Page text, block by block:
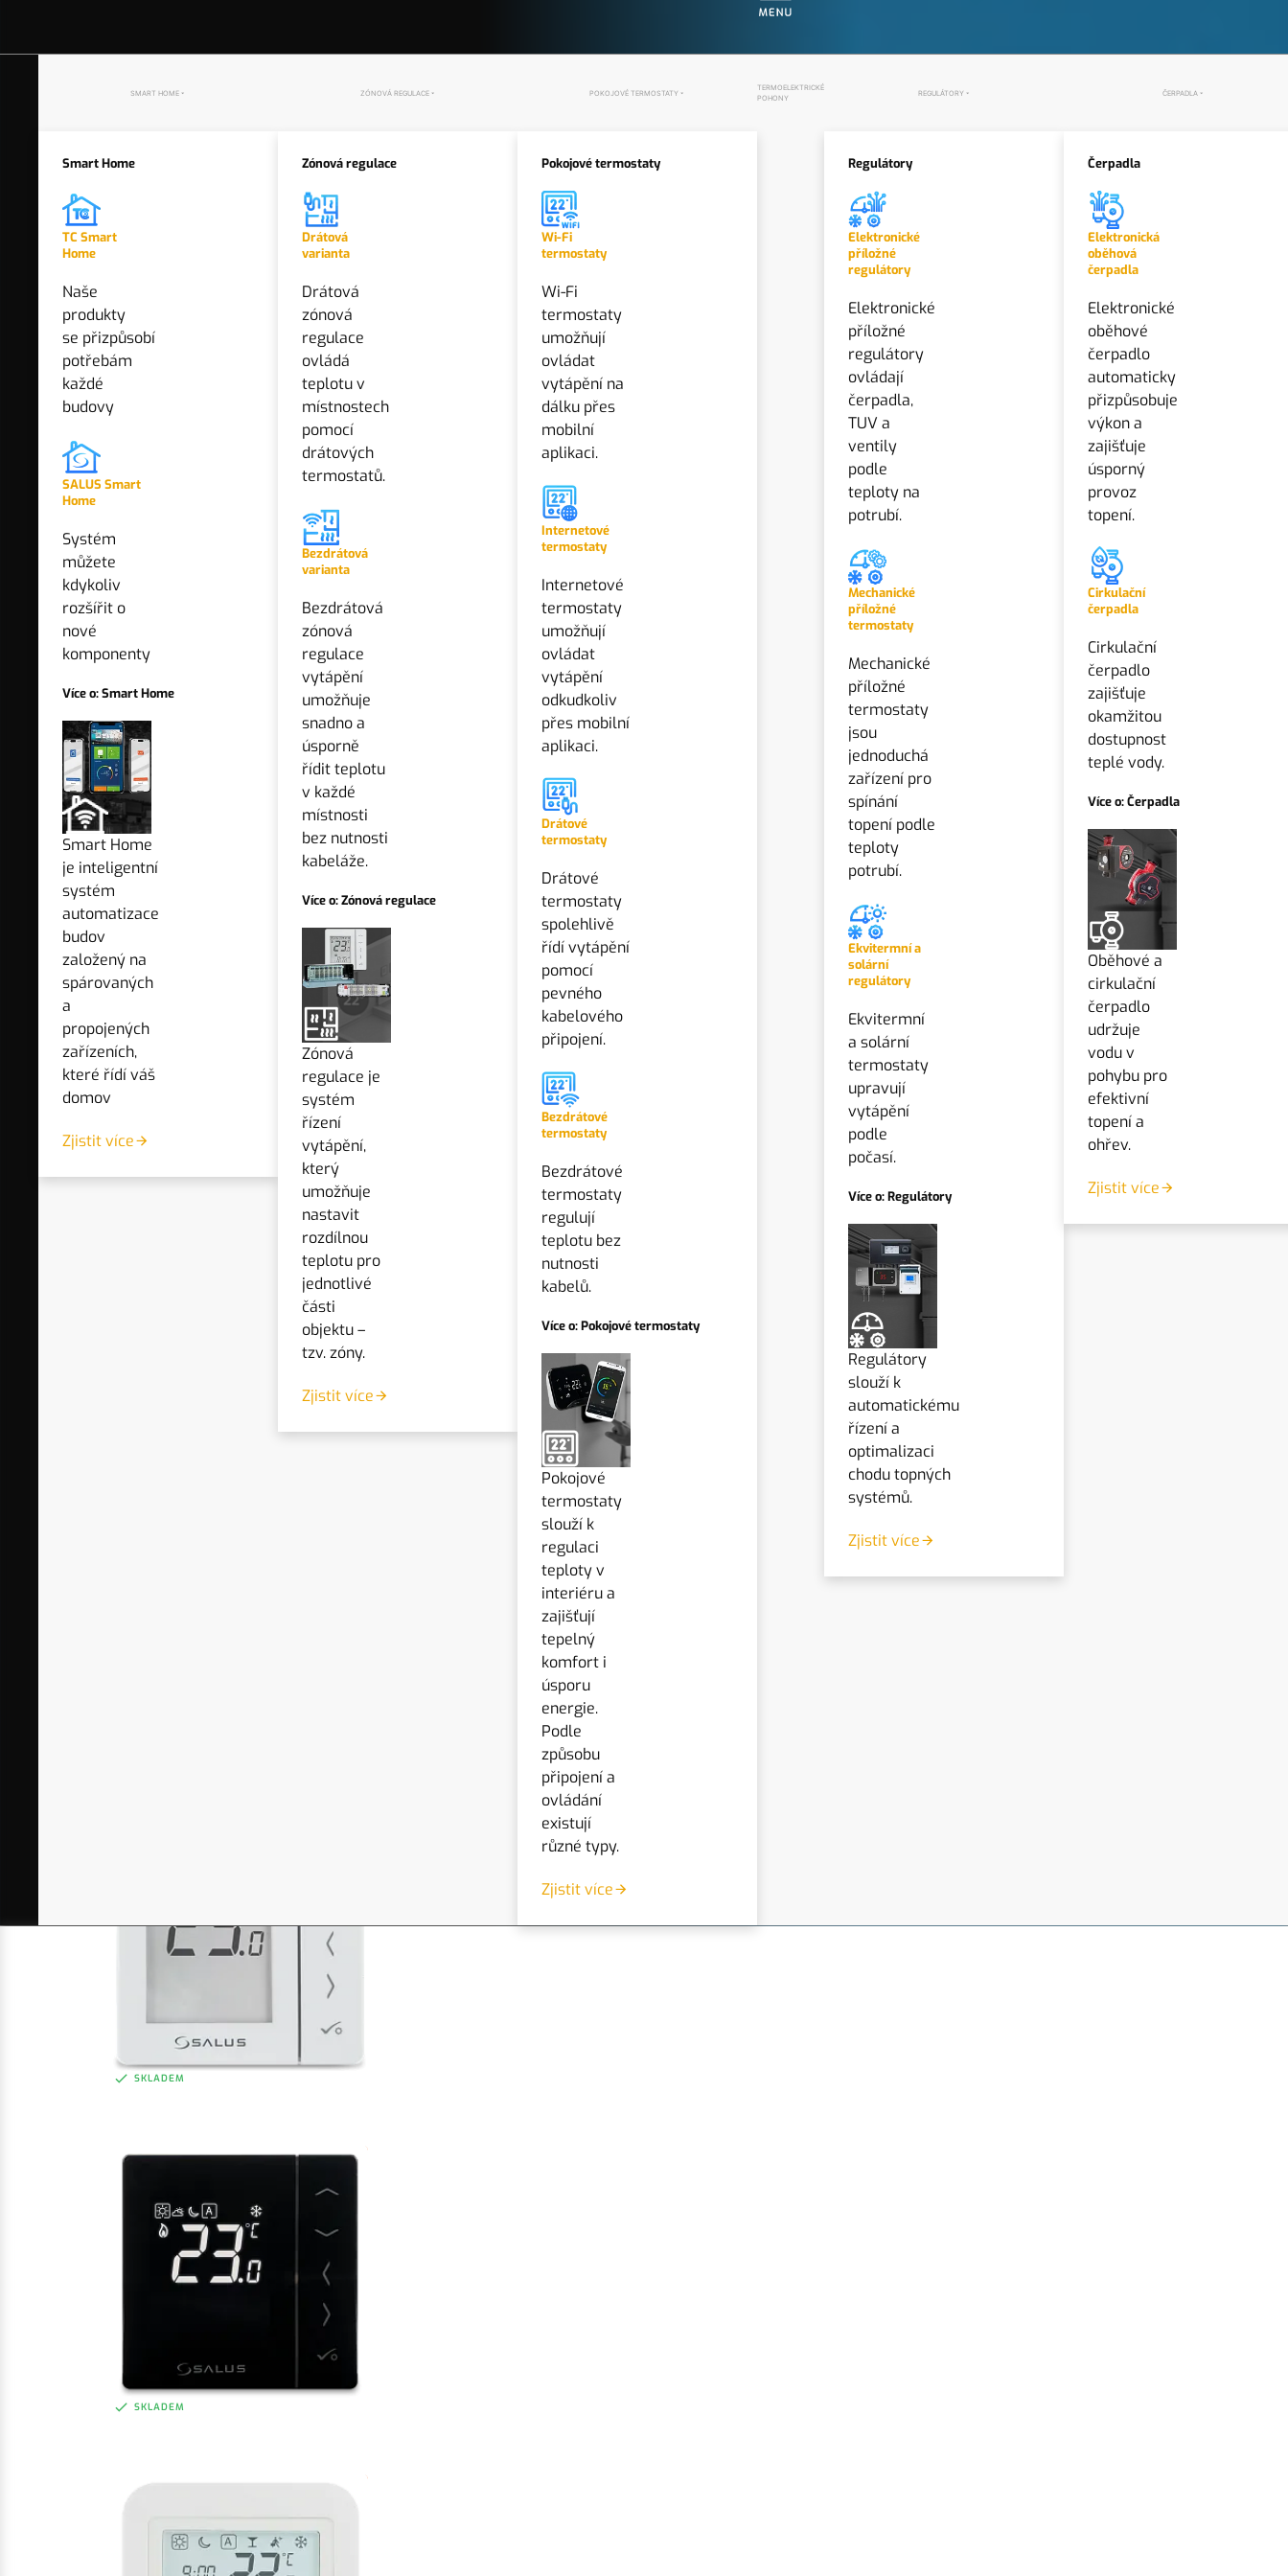
SMART HOME
Smart Home
TC Smart
Home
Naše
produkty
se přizpůsobí
potřebám
každé
budovy
SALUS Smart
Home
Systém
můžete
kdykoliv
rozšířit o
nové
komponenty
Více o: Smart Home
Smart Home
je inteligentní
systém
automatizace
budov
založený na
spárovaných
a
propojených
zařízeních,
které řídí váš
domov
Zjistit více
ZÓNOVÁ REGULACE
Zónová regulace
Drátová
varianta
Drátová
zónová
regulace
ovládá
teplotu v
místnostech
pomocí
drátových
termostatů.
Bezdrátová
varianta
Bezdrátová
zónová
regulace
vytápění
umožňuje
snadno a
úsporně
řídit teplotu
v každé
místnosti
bez nutnosti
kabeláže.
Více o: Zónová regulace
Zónová
regulace je
systém
řízení
vytápění,
který
umožňuje
nastavit
rozdílnou
teplotu pro
jednotlivé
části
objektu –
tzv. zóny.
Zjistit více
POKOJOVÉ TERMOSTATY
Pokojové termostaty
Wi-Fi
termostaty
Wi-Fi
termostaty
umožňují
ovládat
vytápění na
dálku přes
mobilní
aplikaci.
Internetové
termostaty
Internetové
termostaty
umožňují
ovládat
vytápění
odkudkoliv
přes mobilní
aplikaci.
Drátové
termostaty
Drátové
termostaty
spolehlivě
řídí vytápění
pomocí
pevného
kabelového
připojení.
Bezdrátové
termostaty
Bezdrátové
termostaty
regulují
teplotu bez
nutnosti
kabelů.
Více o: Pokojové termostaty
Pokojové
termostaty
slouží k
regulaci
teploty v
interiéru a
zajišťují
tepelný
komfort i
úsporu
energie.
Podle
způsobu
připojení a
ovládání
existují
různé typy.
Zjistit více
TERMOELEKTRICKÉ
POHONY
REGULÁTORY
Regulátory
Elektronické
příložné
regulátory
Elektronické
příložné
regulátory
ovládají
čerpadla,
TUV a
ventily
podle
teploty na
potrubí.
Mechanické
příložné
termostaty
Mechanické
příložné
termostaty
jsou
jednoduchá
zařízení pro
spínání
topení podle
teploty
potrubí.
Ekvitermní a
solární
regulátory
Ekvitermní
a solární
termostaty
upravují
vytápění
podle
počasí.
Více o: Regulátory
Regulátory
slouží k
automatickému
řízení a
optimalizaci
chodu topných
systémů.
Zjistit více
ČERPADLA
Čerpadla
Elektronická
oběhová
čerpadla
Elektronické
oběhové
čerpadlo
automaticky
přizpůsobuje
výkon a
zajišťuje
úsporný
provoz
topení.
Cirkulační
čerpadla
Cirkulační
čerpadlo
zajišťuje
okamžitou
dostupnost
teplé vody.
Více o: Čerpadla
Oběhové a
cirkulační
čerpadlo
udržuje
vodu v
pohybu pro
efektivní
topení a
ohřev.
Zjistit více
Bezdrátová zónová regulace
vytápění umožňuje snadno a
úsporně řídit teplotu v každé
místnosti bez nutnosti kabeláže.
Drátová zónová regulace ovládá
drátových termostatů.
řazení
OD NEJLEVNĚJŠÍHO
OD NEJDRAŽŠÍHO
NEJPRODÁVANĚJŠÍ
COM / NO / NC
Termoelektrické pohony
230 V AC
SALUS Controls
SKLADEM
1 900 Kčbez DPH
SKLADEM
1 900 Kč